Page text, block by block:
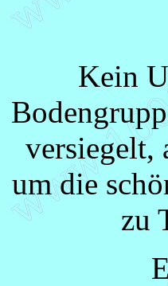
Kein
versiegelt,
um die
zu